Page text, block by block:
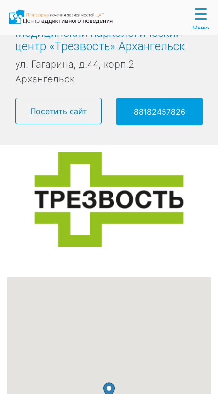
Медицинский наркологический
центр «Трезвость» Архангельск
ул. Гагарина, д.44, корп.2
Архангельск
Посетить сайт 88182457826
Меню